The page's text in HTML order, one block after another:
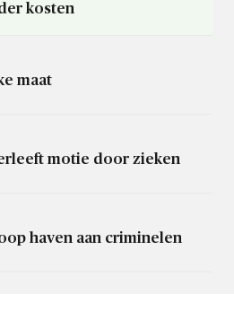
kosten
maat
motie door zieken
haven aan criminelen